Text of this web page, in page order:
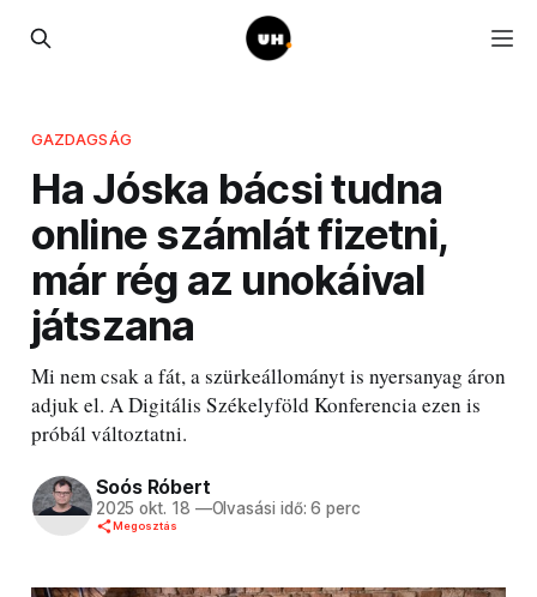
GAZDAGSÁG
Ha Jóska bácsi tudna
online számlát fizetni,
már rég az unokáival
játszana
Mi nem csak a fát, a szürkeállományt is nyersanyag áron
adjuk el. A Digitális Székelyföld Konferencia ezen is
próbál változtatni.
Soós Róbert
2025 okt. 18 —Olvasási idő: 6 perc
Megosztás